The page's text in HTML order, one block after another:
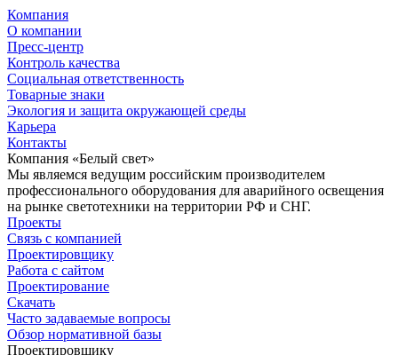
Компания
О компании
Пресс-центр
Контроль качества
Социальная ответственность
Товарные знаки
Экология и защита окружающей среды
Карьера
Контакты
Компания «Белый свет»
Мы являемся ведущим российским производителем
профессионального оборудования для аварийного освещения
на рынке светотехники на территории РФ и СНГ.
Проекты
Связь с компанией
Проектировщику
Работа с сайтом
Проектирование
Скачать
Часто задаваемые вопросы
Обзор нормативной базы
Проектировщику